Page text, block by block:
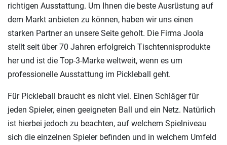
richtigen Ausstattung. Um Ihnen die beste Ausrüstung auf
dem Markt anbieten zu können, haben wir uns einen
starken Partner an unsere Seite geholt. Die Firma Joola
stellt seit über 70 Jahren erfolgreich Tischtennisprodukte
her und ist die Top-3-Marke weltweit, wenn es um
professionelle Ausstattung im Pickleball geht.
Für Pickleball braucht es nicht viel. Einen Schläger für
jeden Spieler, einen geeigneten Ball und ein Netz. Natürlich
ist hierbei jedoch zu beachten, auf welchem Spielniveau
sich die einzelnen Spieler befinden und in welchem Umfeld